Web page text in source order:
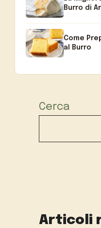
Burro di
Come
al Burro
Cerca
Articoli